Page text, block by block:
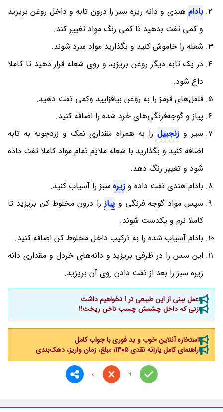
بادام هندی و دانه ریزه سبز را درون تابه و داخل روغن بریزید
و کمی تفت بدهید تا کمی رنگ مواد تغییر کند.
شعله را خاموش کنید و بگذارید مواد سرد شوند.
در یک تابه دیگر روغن بریزید و روی شعله قرار دهید تا کاملا
داغ شود.
فلفل‌های قرمز را به روغن بیافزایید وکمی تفت دهید.
پیاز و گوجه‌فرنگی‌های خرد شده را اضافه کنید.
سیر وزنجبیل را به همراه مقداری نمک و زردچوبه به تابه
اضافه کنید و بگذارید با شعله ملایم تمام مواد کاملا تفت داده
شود و تغییر رنگ دهد.
بادام هندی تفت داده و زیره سبز را آسیاب کنید.
سپس مواد گوجه فرنگی و پیاز را درون مخلوط کن بریزید تا
کاملا نرم و یکدست شوند.
بادام آسیاب شده را به ترکیب داخل مخلوط کن اضافه کنید.
این سس را در ظرفی بریزید و دانه‌های خردل و مقداری دانه
زیره سبز را بعد از تفت دادن روی آن بریزید.
عمل بینی از این طبیعی تر ! نخواهیم داشت
زنی که داخل چشمش چسب ناخن ریخت!!
استخاره آنلاین خوب و بد فوری با جواب کامل
راهنمای کامل یارانه نقدی ۱۴۰۵؛ مبلغ، زمان واریز، دهک‌بندی
9
0